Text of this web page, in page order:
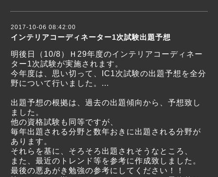
2017-10-06 08:42:00
インテリアコーディネーター1次試験出題予想
明後日（10/8）Ｈ29年度のインテリアコーディネー
ター1次試験が実施されます。
今年度は、思い切って、IC1次試験の出題予想を全分
野について行いました。 ...
出題予想の根拠は、過去の出題傾向から、予想致し
ました。
他の資格試験も同等ですが、
毎年出題される分野と数年おきに出題される分野が
あります。
それらを基に、そろそろ出題されそうなところ、
また、最近のトレンド等を参考に作成致しました。
最後の悪あがき勉強の参考にしてください！！